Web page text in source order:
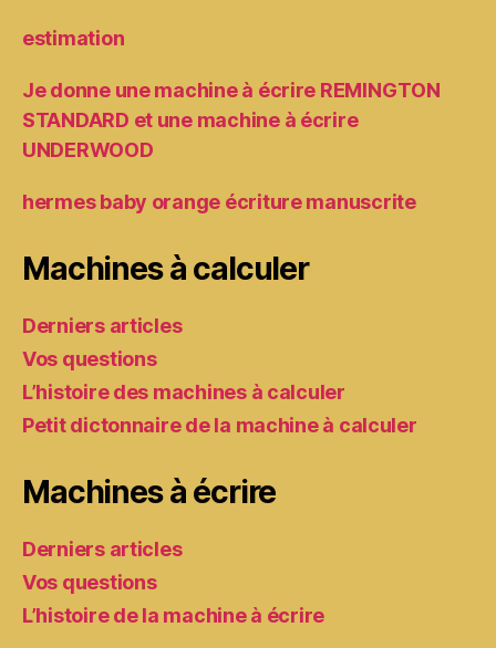
estimation
Je donne une machine à écrire REMINGTON
STANDARD et une machine à écrire
UNDERWOOD
hermes baby orange écriture manuscrite
Machines à calculer
Derniers articles
Vos questions
L’histoire des machines à calculer
Petit dictonnaire de la machine à calculer
Machines à écrire
Derniers articles
Vos questions
L’histoire de la machine à écrire